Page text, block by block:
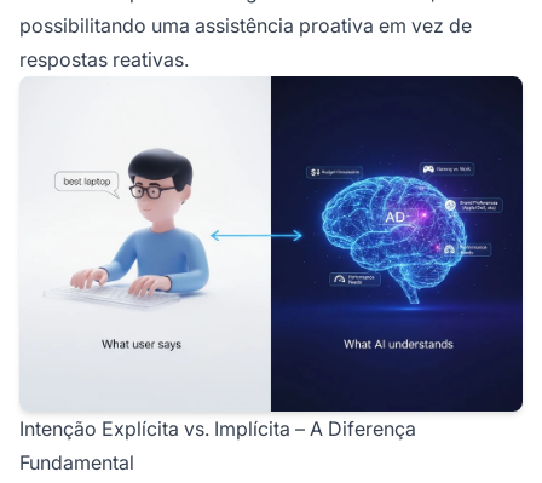
possibilitando uma assistência proativa em vez de
respostas reativas.
Intenção Explícita vs. Implícita – A Diferença
Fundamental